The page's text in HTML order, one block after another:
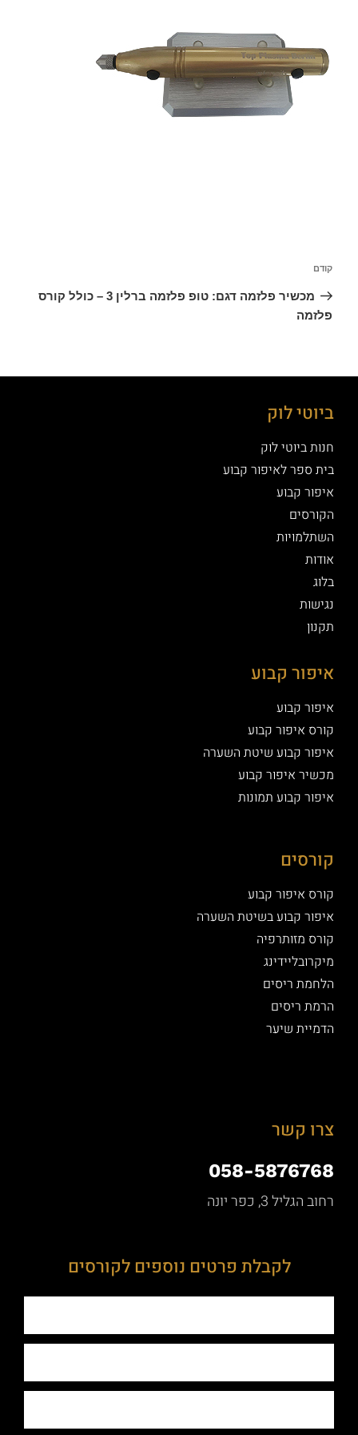
לאפס
את
כל
האפשרויות
cached
קודם
מכשיר פלזמה דגם: טופ פלזמה ברלין 3 – כולל קורס
פלזמה
ביוטי לוק
חנות ביוטי לוק
בית ספר לאיפור קבוע
איפור קבוע
הקורסים
השתלמויות
אודות
בלוג
נגישות
תקנון
איפור קבוע
איפור קבוע
קורס איפור קבוע
איפור קבוע שיטת השערה
מכשיר איפור קבוע
איפור קבוע תמונות
קורסים
קורס איפור קבוע
איפור קבוע בשיטת השערה
קורס מזותרפיה
מיקרובליידינג
הלחמת ריסים
הרמת ריסים
הדמיית שיער
צרו קשר
058-5876768
רחוב הגליל 3, כפר יונה
לקבלת פרטים נוספים לקורסים